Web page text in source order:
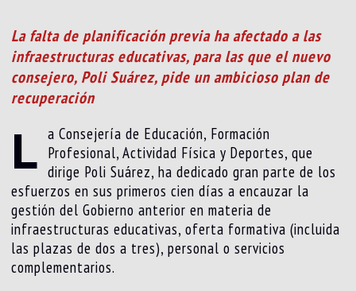
La falta de planificación previa ha afectado a las
infraestructuras educativas, para las que el nuevo
consejero, Poli Suárez, pide un ambicioso plan de
recuperación
L a Consejería de Educación, Formación
Profesional, Actividad Física y Deportes, que
dirige Poli Suárez, ha dedicado gran parte de los
esfuerzos en sus primeros cien días a encauzar la
gestión del Gobierno anterior en materia de
infraestructuras educativas, oferta formativa (incluida
las plazas de dos a tres), personal o servicios
complementarios.